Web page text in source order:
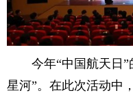
今年“中国航天日
星河”。在此次活动中